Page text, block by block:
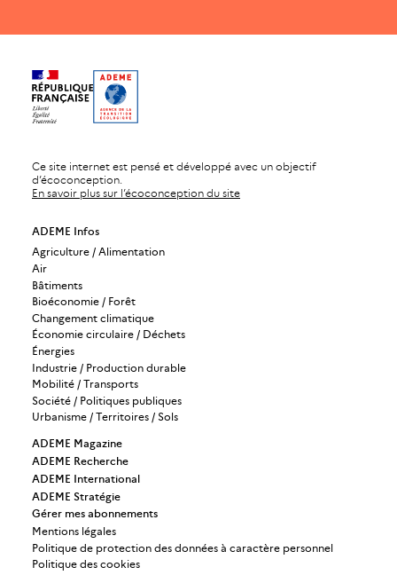
Ce site internet est pensé et développé avec un objectif
d’écoconception.
En savoir plus sur l’écoconception du site
ADEME Infos
Agriculture / Alimentation
Air
Bâtiments
Bioéconomie / Forêt
Changement climatique
Économie circulaire / Déchets
Énergies
Industrie / Production durable
Mobilité / Transports
Société / Politiques publiques
Urbanisme / Territoires / Sols
ADEME Magazine
ADEME Recherche
ADEME International
ADEME Stratégie
Gérer mes abonnements
Mentions légales
Politique de protection des données à caractère personnel
Politique des cookies